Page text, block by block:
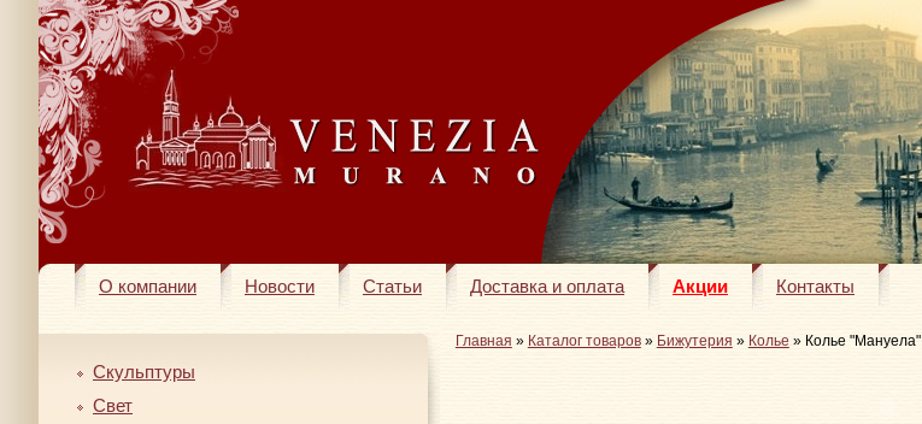
О компании Новости Статьи Доставка и оплата Акции Контакты
Скульптуры
Свет
Главная » Каталог товаров» Бижутерия » Колье» Колье "Мануела"